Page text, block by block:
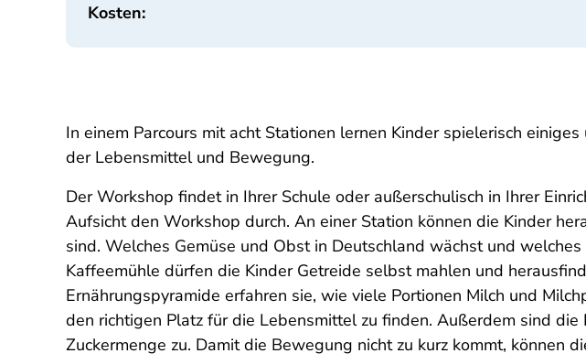
Kosten:
In einem Parcours mit acht Stationen lernen Kinder spielerisch
der Lebensmittel und Bewegung.
Der Workshop findet in Ihrer Schule oder außerschulisch in Ihrer
Aufsicht den Workshop durch. An einer Station können die Kinder
sind. Welches Gemüse und Obst in Deutschland wächst und
Kaffeemühle dürfen die Kinder Getreide selbst mahlen und
Ernährungspyramide erfahren sie, wie viele Portionen Milch und
den richtigen Platz für die Lebensmittel zu finden. Außerdem sind
Zuckermenge zu. Damit die Bewegung nicht zu kurz kommt, können